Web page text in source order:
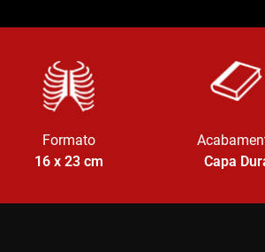
Formato
16 x 23cm
Capa